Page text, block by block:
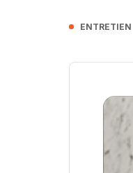
ENTRETIEN